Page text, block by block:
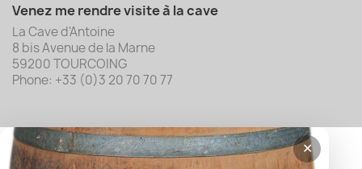
Venez me rendre visite à la cave
La Cave d'Antoine
8 bis Avenue de la Marne
59200 TOURCOING
Phone: +33 (0)3 20 70 70 77
✕